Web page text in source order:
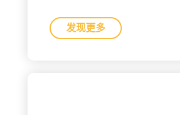
发现更多